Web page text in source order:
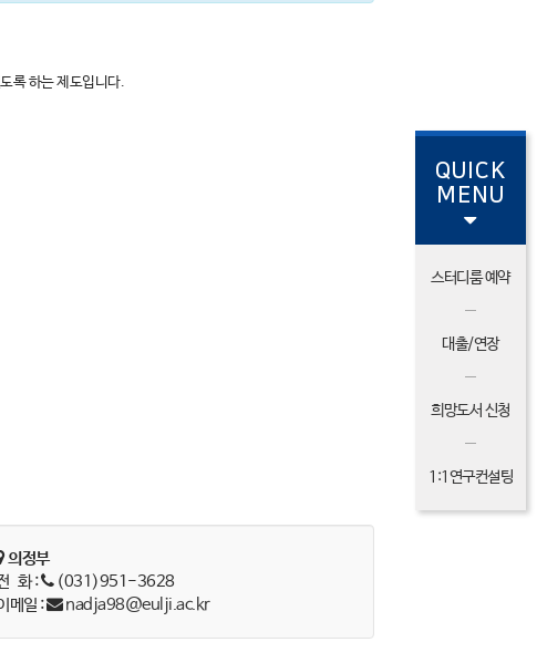
록 하는 제도입니다.
의정부
화 :
(031)951-3628
메일 :
nadja98@eulji.ac.kr
QUICK
MENU
스터디룸 예약
대출/연장
희망도서 신청
1:1연구컨설팅